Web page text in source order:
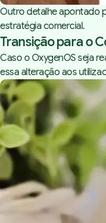
Outro detalhe apontado
estratégia comercial.
Transição para o
Caso o OxygenOS seja
essa alteração aos